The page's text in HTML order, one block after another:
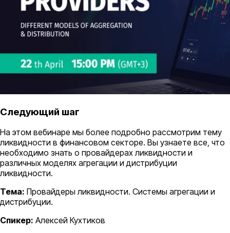
Следующий шаг
На этом вебинаре мы более подробно рассмотрим тему
ликвидности в финансовом секторе. Вы узнаете все, что
необходимо знать о провайдерах ликвидности и
различных моделях агрегации и дистрибуции
ликвидности.
Тема: Провайдеры ликвидности. Системы агрегации и
дистрибуции.
Спикер: Алексей Кухтиков